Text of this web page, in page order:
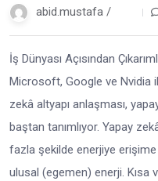
abid.mustafa /
İş Dünyası Açısından
Microsoft, Google ve Nvidia
zekâ altyapı anlaşması,
baştan tanımlıyor. Yapay
fazla şekilde enerjiye erişime
ulusal (egemen) enerji. Kısa